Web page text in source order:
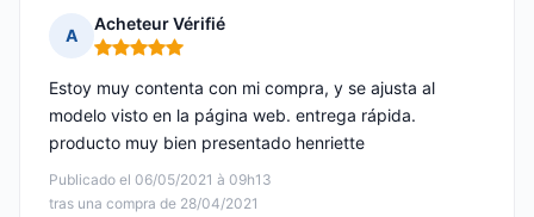
A
Acheteur Vérifié
Nota: 5 de 5
Publicado el 06/05/2021 à 09h13
tras una compra de 28/04/2021
Estoy muy contenta con mi compra, y se ajusta al
modelo visto en la página web. entrega rápida.
producto muy bien presentado henriette